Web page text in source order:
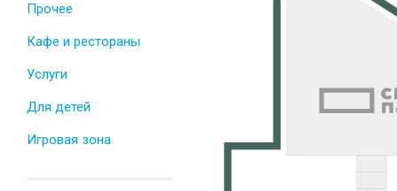
Прочее
Кафе и рестораны
Услуги
Для детей
Игровая зона